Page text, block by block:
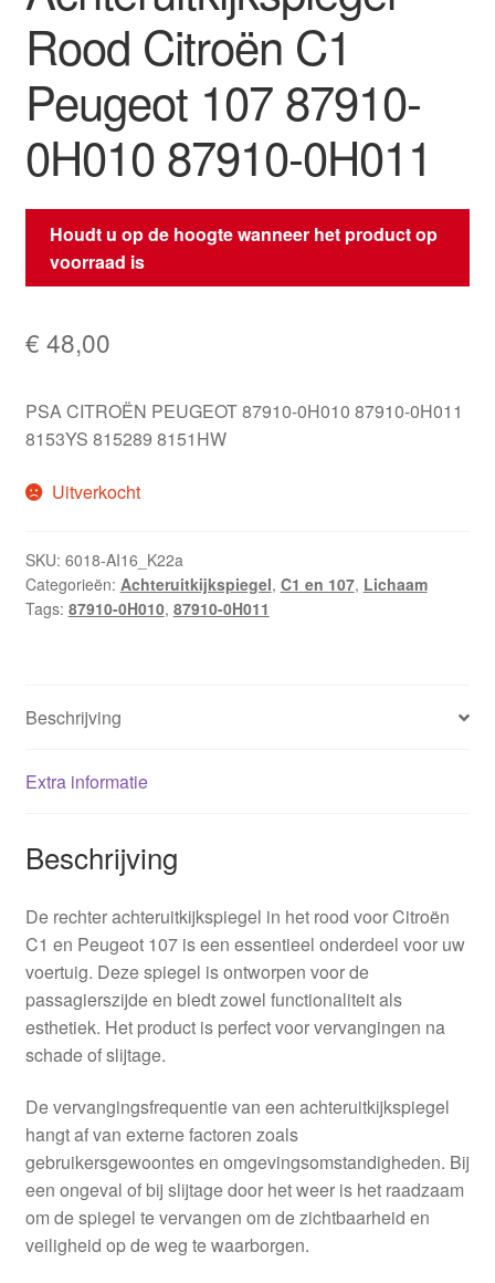
Rood Citroën C1
Peugeot 107 87910-
0H010 87910-0H011
Houdt u op de hoogte wanneer het product op
voorraad is
€ 48,00
PSA CITROËN PEUGEOT 87910-0H010 87910-0H011
8153YS 815289 8151HW
Uitverkocht
SKU: 6018-AI16_K22a
Categorieën: Achteruitkijkspiegel, C1 en 107, Lichaam
Tags: 87910-0H010, 87910-0H011
Beschrijving
Extra informatie
Beschrijving
De rechter achteruitkijkspiegel in het rood voor Citroën
C1 en Peugeot 107 is een essentieel onderdeel voor uw
voertuig. Deze spiegel is ontworpen voor de
passagierszijde en biedt zowel functionaliteit als
esthetiek. Het product is perfect voor vervangingen na
schade of slijtage.
De vervangingsfrequentie van een achteruitkijkspiegel
hangt af van externe factoren zoals
gebruikersgewoontes en omgevingsomstandigheden. Bij
een ongeval of bij slijtage door het weer is het raadzaam
om de spiegel te vervangen om de zichtbaarheid en
veiligheid op de weg te waarborgen.